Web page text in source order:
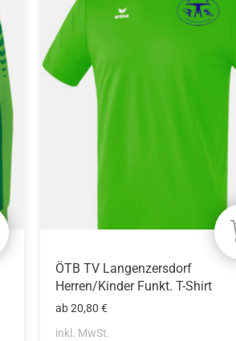
Produkt
weist
mehrere
Varianten
auf.
ÖTB TV Langenzersdorf
Herren/Kinder Funkt. T-Shirt
ab20,80€
inkl. MwSt.